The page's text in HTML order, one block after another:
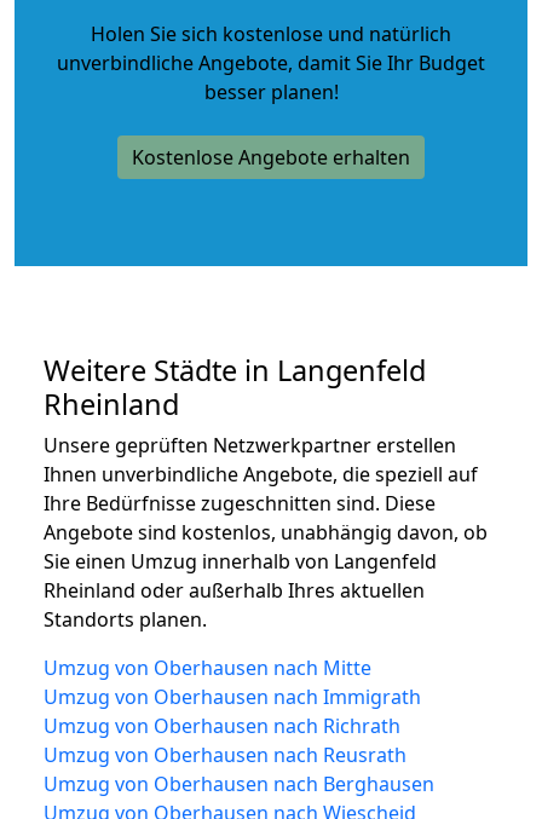
Holen Sie sich kostenlose und natürlich
unverbindliche Angebote, damit Sie Ihr Budget
besser planen!
Kostenlose Angebote erhalten
Weitere Städte in Langenfeld
Rheinland
Unsere geprüften Netzwerkpartner erstellen
Ihnen unverbindliche Angebote, die speziell auf
Ihre Bedürfnisse zugeschnitten sind. Diese
Angebote sind kostenlos, unabhängig davon, ob
Sie einen Umzug innerhalb von Langenfeld
Rheinland oder außerhalb Ihres aktuellen
Standorts planen.
Umzug von Oberhausen nach Mitte
Umzug von Oberhausen nach Immigrath
Umzug von Oberhausen nach Richrath
Umzug von Oberhausen nach Reusrath
Umzug von Oberhausen nach Berghausen
Umzug von Oberhausen nach Wiescheid